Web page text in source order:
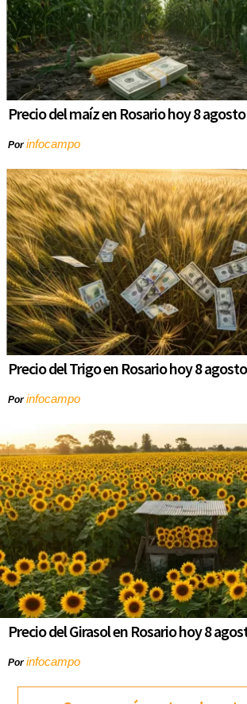
Precio del maíz en Rosario hoy 8
Porinfocampo
Precio del Trigo en Rosario hoy 8
Porinfocampo
Precio del Girasol en Rosario hoy 8
Porinfocampo